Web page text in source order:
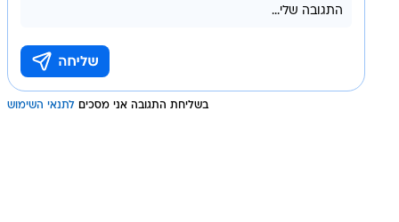
בשליחת התגובה אני מסכים לתנאי השימוש